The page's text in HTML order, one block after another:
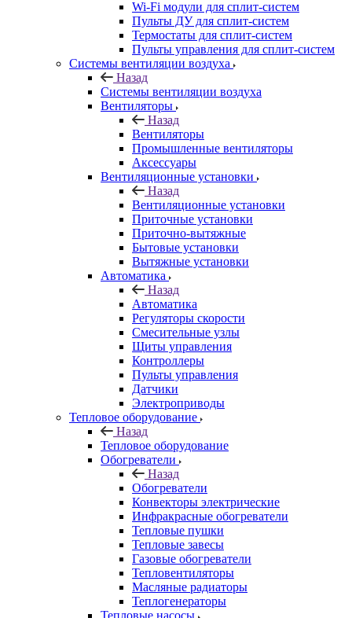
Wi-Fi модули для сплит-систем
Пульты ДУ для сплит-систем
Термостаты для сплит-систем
Пульты управления для сплит-систем
Системы вентиляции воздуха
Назад
Системы вентиляции воздуха
Вентиляторы
Назад
Вентиляторы
Промышленные вентиляторы
Аксессуары
Вентиляционные установки
Назад
Вентиляционные установки
Приточные установки
Приточно-вытяжные
Бытовые установки
Вытяжные установки
Автоматика
Назад
Автоматика
Регуляторы скорости
Смесительные узлы
Щиты управления
Контроллеры
Пульты управления
Датчики
Электроприводы
Тепловое оборудование
Назад
Тепловое оборудование
Обогреватели
Назад
Обогреватели
Конвекторы электрические
Инфракрасные обогреватели
Тепловые пушки
Тепловые завесы
Газовые обогреватели
Тепловентиляторы
Масляные радиаторы
Теплогенераторы
Тепловые насосы